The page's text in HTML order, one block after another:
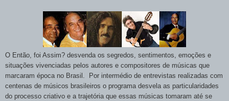
O Então, foi Assim? desvenda os segredos, sentimentos, emoções e
situações vivenciadas pelos autores e compositores de músicas que
marcaram época no Brasil. Por intermédio de entrevistas realizadas com
centenas de músicos brasileiros o programa desvela as particularidades
do processo criativo e a trajetória que essas músicas tomaram até se